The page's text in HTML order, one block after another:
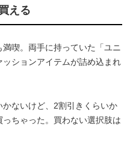
える
喫。両手に持っていた「ユニ
ションアイテムが詰め込まれ
かないけど、2割引きくらいか
ちゃった。買わない選択肢は